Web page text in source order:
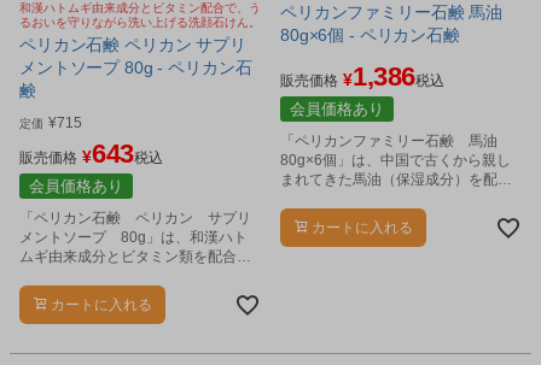
和漢ハトムギ由来成分とビタミン配合で、う
るおいを守りながら洗い上げる洗顔石けん。
ペリカン石鹸 ペリカン サプリ
メントソープ 80g - ペリカン石
鹸
定価 ¥715
販売価格 ¥643税込
会員価格あり
「ペリカン石鹸 ペリカン サプリ
メントソープ 80g」は、和漢ハト
ムギ由来成分とビタミン類を配合し
カートに入れる
ペリカンファミリー石鹸 馬油
80g×6個 - ペリカン石鹸
販売価格 ¥1,386税込
会員価格あり
「ペリカンファミリー石鹸 馬油
80g×6個」は、中国で古くから親し
まれてきた馬油（保湿成分）を配合
カートに入れる